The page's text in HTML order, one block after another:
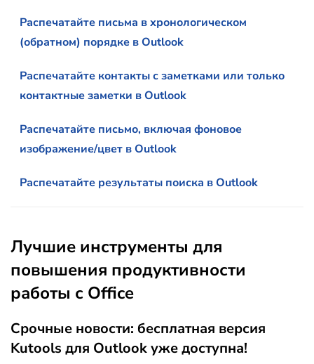
Распечатайте письма в хронологическом
(обратном) порядке в Outlook
Распечатайте контакты с заметками или только
контактные заметки в Outlook
Распечатайте письмо, включая фоновое
изображение/цвет в Outlook
Распечатайте результаты поиска в Outlook
Лучшие инструменты для
повышения продуктивности
работы с Office
Срочные новости: бесплатная версия
Kutools для Outlook уже доступна!